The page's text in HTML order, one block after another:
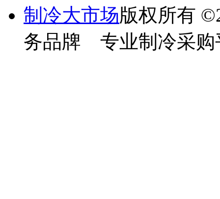
制冷大市场版权所有 ©
务品牌 专业制冷采购